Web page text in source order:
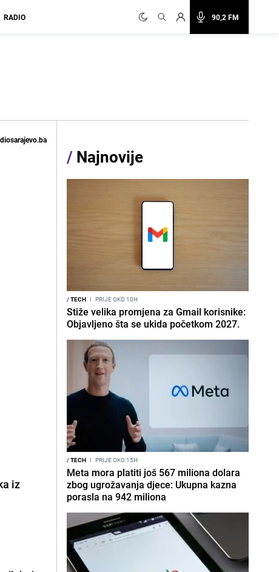
90,2 FM
RADIO
iz
/ Najnovije
/TECH I PRIJE OKO 10H
Stiže velika promjena za Gmail korisnike:
Objavljeno šta se ukida početkom 2027.
/TECH I PRIJE OKO 15H
Meta mora platiti još 567 miliona dolara
zbog ugrožavanja djece: Ukupna kazna
porasla na 942 miliona